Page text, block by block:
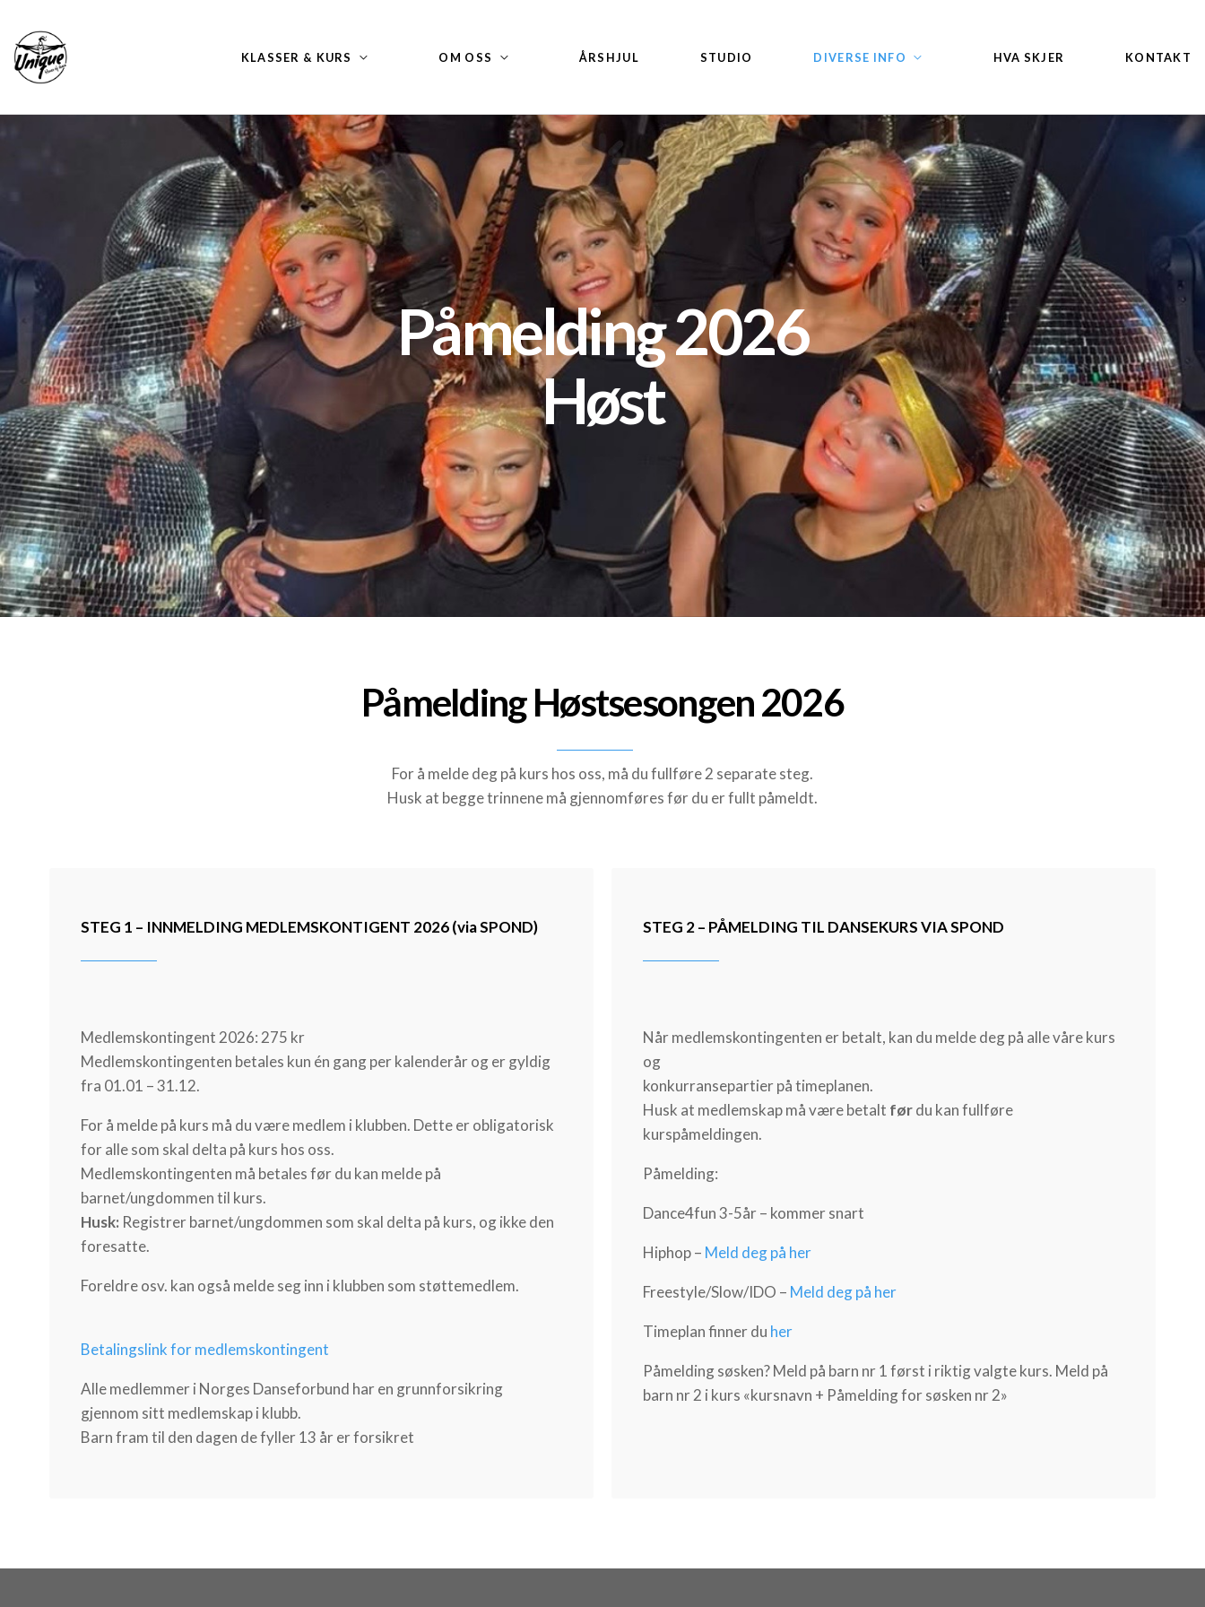
KLASSER & KURS OM OSS ÅRSHJUL STUDIO DIVERSE INFO HVA SKJER KONTAKT
Påmelding 2026
Høst
Påmelding Høstsesongen 2026
For å melde deg på kurs hos oss, må du fullføre 2 separate steg.
Husk at begge trinnene må gjennomføres før du er fullt påmeldt.
STEG 1 – INNMELDING MEDLEMSKONTIGENT 2026 (via SPOND)
Medlemskontingent 2026: 275 kr
Medlemskontingenten betales kun én gang per kalenderår og er gyldig
fra 01.01 – 31.12.
For å melde på kurs må du være medlem i klubben. Dette er obligatorisk
for alle som skal delta på kurs hos oss.
Medlemskontingenten må betales før du kan melde på
barnet/ungdommen til kurs.
Husk: Registrer barnet/ungdommen som skal delta på kurs, og ikke den
foresatte.
Foreldre osv. kan også melde seg inn i klubben som støttemedlem.
Betalingslink for medlemskontingent
Alle medlemmer i Norges Danseforbund har en grunnforsikring
gjennom sitt medlemskap i klubb.
Barn fram til den dagen de fyller 13 år er forsikret
STEG 2 – PÅMELDING TIL DANSEKURS VIA SPOND
Når medlemskontingenten er betalt, kan du melde deg på alle våre kurs
og
konkurransepartier på timeplanen.
Husk at medlemskap må være betalt førdu kan fullføre
kurspåmeldingen.
Påmelding:
Dance4fun 3-5år – kommer snart
Hiphop – Meld deg på her
Freestyle/Slow/IDO – Meld deg på her
Timeplan finner du her
Påmelding søsken? Meld på barn nr 1 først i riktig valgte kurs. Meld på
barn nr 2 i kurs «kursnavn + Påmelding for søsken nr 2»